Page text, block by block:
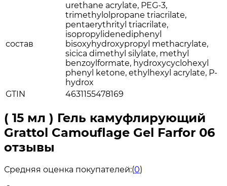
состав
urethane acrylate, PEG-3,
trimethylolpropane triacrilate,
pentaerythrityl triacrilate,
isopropylidenediphenyl
bisoxyhydroxypropyl methacrylate,
sicica dimethyl silylate, methyl
benzoylformate, hydroxycyclohexyl
phenyl ketone, ethylhexyl acrylate, P-
hydrox
GTIN
4631155478169
( 15 мл ) Гель камуфлирующий
Grattol Camouflage Gel Farfor 06
отзывы
Средняя оценка покупателей:(0)